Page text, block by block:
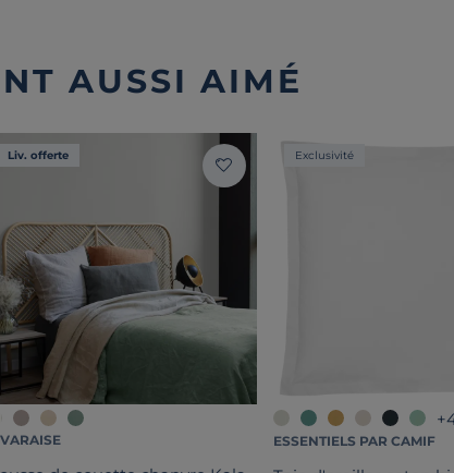
AUSSI AIMÉ
Liv. offerte Exclusivité
ESSENTIELS PAR CAMIF